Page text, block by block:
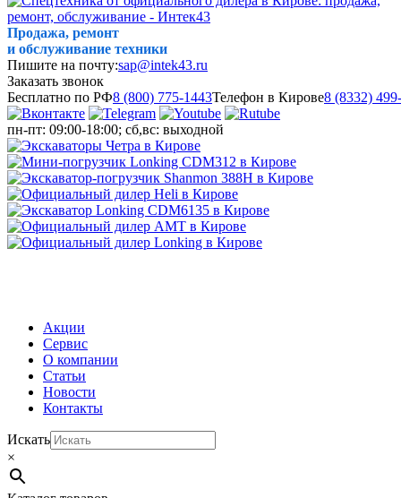
Продажа, ремонт
и обслуживание техники
Пишите на почту:sap@intek43.ru
Заказать звонок
Бесплатно по РФ8 (800) 775-1443Телефон в Кирове8 (8332)
пн-пт: 09:00-18:00; сб,вс: выходной
Акции
Сервис
О компании
Статьи
Новости
Контакты
Искать
×